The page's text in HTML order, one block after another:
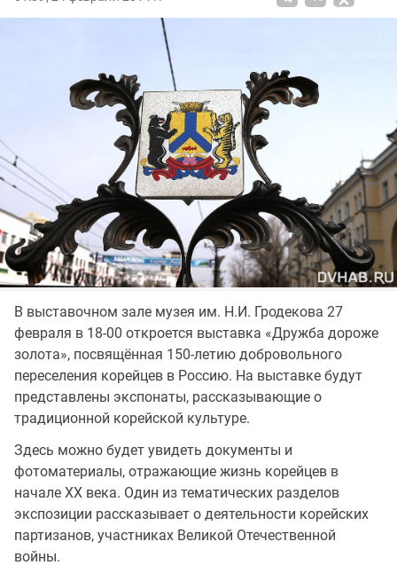
В выставочном зале музея им. Н.И. Гродекова 27
февраля в 18-00 откроется выставка «Дружба дороже
золота», посвящённая 150-летию добровольного
переселения корейцев в Россию. На выставке будут
представлены экспонаты, рассказывающие о
традиционной корейской культуре.
Здесь можно будет увидеть документы и
фотоматериалы, отражающие жизнь корейцев в
начале ХХ века. Один из тематических разделов
экспозиции рассказывает о деятельности корейских
партизанов, участниках Великой Отечественной
войны.